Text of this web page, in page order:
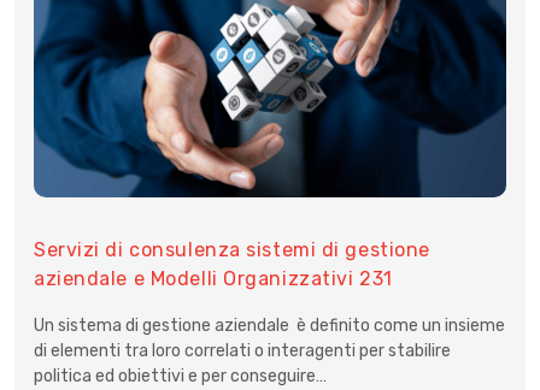
Servizi di consulenza sistemi di gestione
aziendale e Modelli Organizzativi 231
Un sistema di gestione aziendale è definito come un insieme
di elementi tra loro correlati o interagenti per stabilire
politica ed obiettivi e per conseguire…